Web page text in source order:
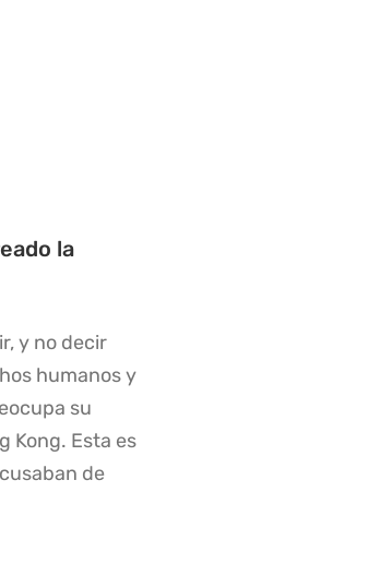
la
y no decir
humanos y
su
Kong. Esta es
de